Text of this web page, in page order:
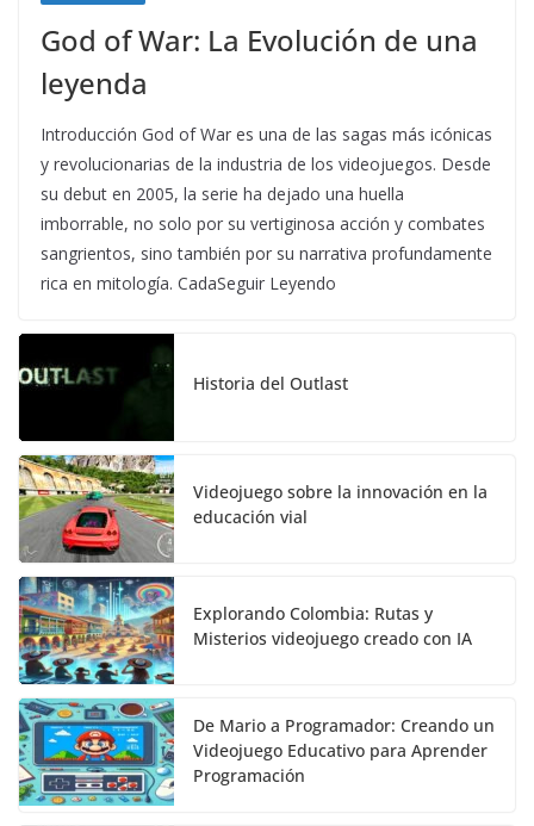
God of War: La Evolución de una
leyenda
Introducción God of War es una de las sagas más icónicas
y revolucionarias de la industria de los videojuegos. Desde
su debut en 2005, la serie ha dejado una huella
imborrable, no solo por su vertiginosa acción y combates
sangrientos, sino también por su narrativa profundamente
rica en mitología. CadaSeguir Leyendo
Historia del Outlast
Videojuego sobre la innovación en la
educación vial
Explorando Colombia: Rutas y
Misterios videojuego creado con IA
De Mario a Programador: Creando un
Videojuego Educativo para Aprender
Programación